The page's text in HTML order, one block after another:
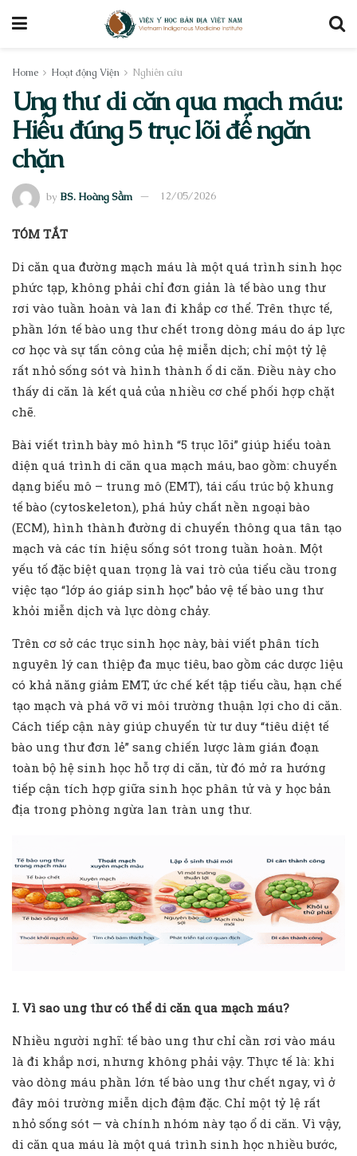
Home Hoạt động Viện Nghiên cứu
Ung thư di căn qua mạch máu:
Hiểu đúng 5 trục lõi để ngăn
chặn
by BS. Hoàng Sầm 12/05/2026
TÓM TẮT
Di căn qua đường mạch máu là một quá trình sinh học
phức tạp, không phải chỉ đơn giản là tế bào ung thư
rơi vào tuần hoàn và lan đi khắp cơ thể. Trên thực tế,
phần lớn tế bào ung thư chết trong dòng máu do áp lực
cơ học và sự tấn công của hệ miễn dịch; chỉ một tỷ lệ
rất nhỏ sống sót và hình thành ổ di căn. Điều này cho
thấy di căn là kết quả của nhiều cơ chế phối hợp chặt
chẽ.
Bài viết trình bày mô hình “5 trục lõi” giúp hiểu toàn
diện quá trình di căn qua mạch máu, bao gồm: chuyển
dạng biểu mô – trung mô (EMT), tái cấu trúc bộ khung
tế bào (cytoskeleton), phá hủy chất nền ngoại bào
(ECM), hình thành đường di chuyển thông qua tân tạo
mạch và các tín hiệu sống sót trong tuần hoàn. Một
yếu tố đặc biệt quan trọng là vai trò của tiểu cầu trong
việc tạo “lớp áo giáp sinh học” bảo vệ tế bào ung thư
khỏi miễn dịch và lực dòng chảy.
Trên cơ sở các trục sinh học này, bài viết phân tích
nguyên lý can thiệp đa mục tiêu, bao gồm các dược liệu
có khả năng giảm EMT, ức chế kết tập tiểu cầu, hạn chế
tạo mạch và phá vỡ vi môi trường thuận lợi cho di căn.
Cách tiếp cận này giúp chuyển từ tư duy “tiêu diệt tế
bào ung thư đơn lẻ” sang chiến lược làm gián đoạn
toàn bộ hệ sinh học hỗ trợ di căn, từ đó mở ra hướng
tiếp cận tích hợp giữa sinh học phân tử và y học bản
địa trong phòng ngừa lan tràn ung thư.
I. Vì sao ung thư có thể di căn qua mạch máu?
Nhiều người nghĩ: tế bào ung thư chỉ cần rơi vào máu
là đi khắp nơi, nhưng không phải vậy. Thực tế là: khi
vào dòng máu phần lớn tế bào ung thư chết ngay, vì ở
đây môi trường miễn dịch đậm đặc. Chỉ một tỷ lệ rất
nhỏ sống sót — và chính nhóm này tạo ổ di căn. Vì vậy,
di căn qua máu là một quá trình sinh học nhiều bước,